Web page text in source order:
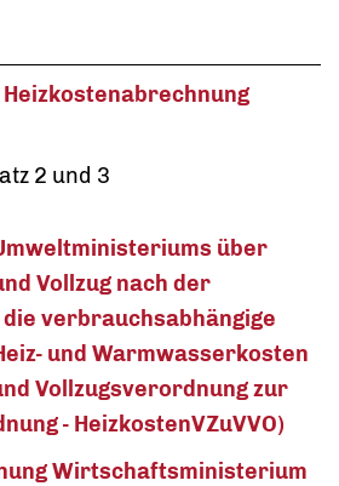
2 und 3
über
Vollzug nach der
verbrauchsabhängige
und Warmwasserkosten
Vollzugsverordnung zur
- HeizkostenVZuVVO)
Wirtschaftsministerium